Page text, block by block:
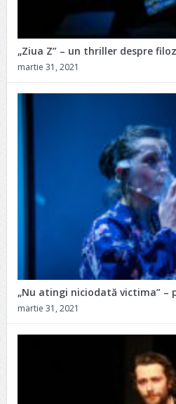
„Ziua Z” – un thriller despre
martie 31, 2021
„Nu atingi niciodată victima” –
martie 31, 2021